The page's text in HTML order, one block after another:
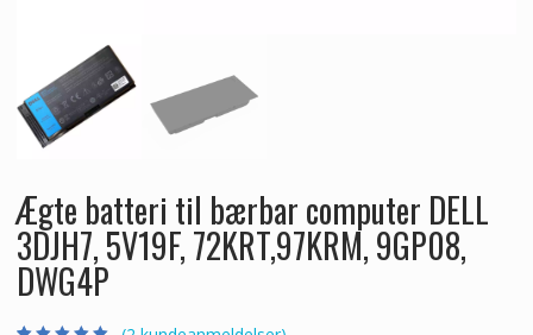
Ægte batteri til bærbar computer DELL
3DJH7, 5V19F, 72KRT,97KRM, 9GP08,
DWG4P